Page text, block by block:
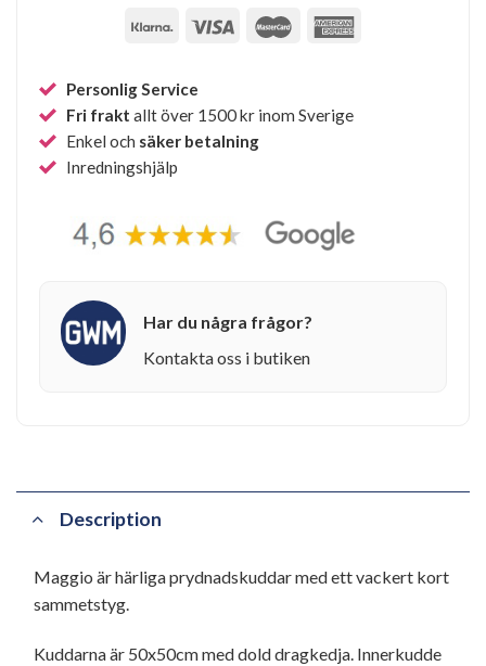
Personlig Service
Fri frakt allt över 1500 kr inom Sverige
Enkel och säker betalning
Inredningshjälp
Har du några frågor?
Kontakta oss i butiken
Description
Maggio är härliga prydnadskuddar med ett vackert kort
sammetstyg.
Kuddarna är 50x50cm med dold dragkedja. Innerkudde